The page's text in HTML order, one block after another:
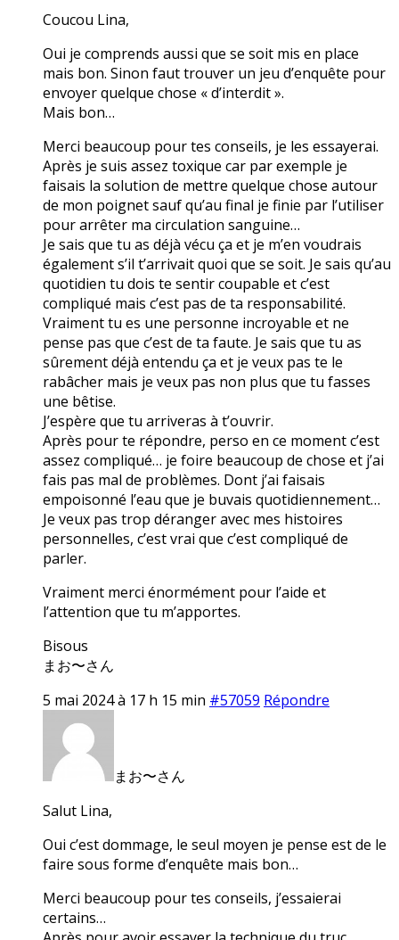
Coucou Lina,
Oui je comprends aussi que se soit mis en place
mais bon. Sinon faut trouver un jeu d’enquête pour
envoyer quelque chose « d’interdit ».
Mais bon…
Merci beaucoup pour tes conseils, je les essayerai.
Après je suis assez toxique car par exemple je
faisais la solution de mettre quelque chose autour
de mon poignet sauf qu’au final je finie par l’utiliser
pour arrêter ma circulation sanguine…
Je sais que tu as déjà vécu ça et je m’en voudrais
également s’il t’arrivait quoi que se soit. Je sais qu’au
quotidien tu dois te sentir coupable et c’est
compliqué mais c’est pas de ta responsabilité.
Vraiment tu es une personne incroyable et ne
pense pas que c’est de ta faute. Je sais que tu as
sûrement déjà entendu ça et je veux pas te le
rabâcher mais je veux pas non plus que tu fasses
une bêtise.
J’espère que tu arriveras à t’ouvrir.
Après pour te répondre, perso en ce moment c’est
assez compliqué… je foire beaucoup de chose et j’ai
fais pas mal de problèmes. Dont j’ai faisais
empoisonné l’eau que je buvais quotidiennement…
Je veux pas trop déranger avec mes histoires
personnelles, c’est vrai que c’est compliqué de
parler.
Vraiment merci énormément pour l’aide et
l’attention que tu m’apportes.
Bisous
まお〜さん
5 mai 2024 à 17 h 15 min #57059 Répondre
まお〜さん
Salut Lina,
Oui c’est dommage, le seul moyen je pense est de le
faire sous forme d’enquête mais bon…
Merci beaucoup pour tes conseils, j’essaierai
certains…